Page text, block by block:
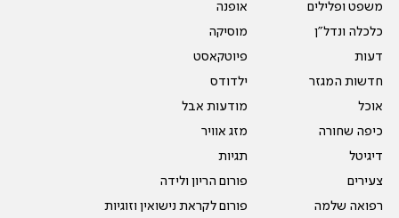
משפט ופלילים
כלכלה ונדל"ן
דעות
חדשות המגזר
אוכל
כיפה שחורה
דיגיטל
צעירים
רפואה שלמה
אופנה
מוסיקה
פיוטקאסט
ילדודס
מודעות אבל
מזג אוויר
תגיות
פורום הריון ולידה
פורום לקראת נישואין וזוגיות